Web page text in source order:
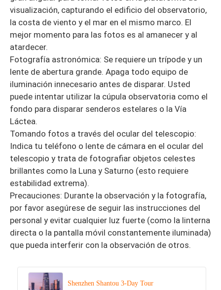
visualización, capturando el edificio del observatorio,
la costa de viento y el mar en el mismo marco. El
mejor momento para las fotos es al amanecer y al
atardecer.
Fotografía astronómica: Se requiere un trípode y un
lente de abertura grande. Apaga todo equipo de
iluminación innecesario antes de disparar. Usted
puede intentar utilizar la cúpula observatoria como el
fondo para disparar senderos estelares o la Vía
Láctea.
Tomando fotos a través del ocular del telescopio:
Indica tu teléfono o lente de cámara en el ocular del
telescopio y trata de fotografiar objetos celestes
brillantes como la Luna y Saturno (esto requiere
estabilidad extrema).
Precauciones: Durante la observación y la fotografía,
por favor asegúrese de seguir las instrucciones del
personal y evitar cualquier luz fuerte (como la linterna
directa o la pantalla móvil constantemente iluminada)
que pueda interferir con la observación de otros.
Shenzhen Shantou 3-Day Tour